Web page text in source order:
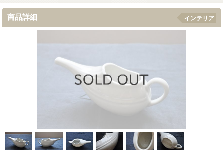
商品詳細 インテリア